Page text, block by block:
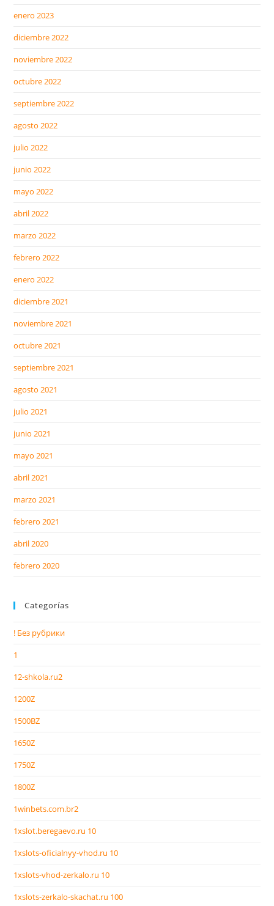
enero 2023
diciembre 2022
noviembre 2022
octubre 2022
septiembre 2022
agosto 2022
julio 2022
junio 2022
mayo 2022
abril 2022
marzo 2022
febrero 2022
enero 2022
diciembre 2021
noviembre 2021
octubre 2021
septiembre 2021
agosto 2021
julio 2021
junio 2021
mayo 2021
abril 2021
marzo 2021
febrero 2021
abril 2020
febrero 2020
Categorías
! Без рубрики
1
12-shkola.ru2
1200Z
1500BZ
1650Z
1750Z
1800Z
1winbets.com.br2
1xslot.beregaevo.ru 10
1xslots-oficialnyy-vhod.ru 10
1xslots-vhod-zerkalo.ru 10
1xslots-zerkalo-skachat.ru 100